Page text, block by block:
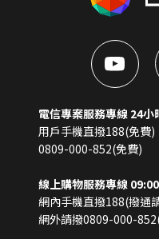
電信專案服務專線 24小
用戶手機直撥188(免費)
0809-000-852(免費)
線上購物服務專線
網內手機直撥188(撥通
網外請撥0809-000-